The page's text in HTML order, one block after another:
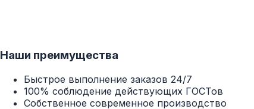
Наши преимущества
Быстрое выполнение заказов 24/7
100% соблюдение действующих ГОСТов
Собственное современное производство